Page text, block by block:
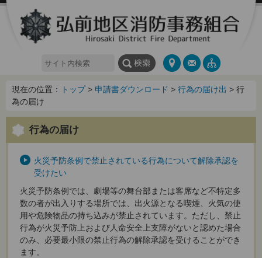
現在の位置： トップ> 申請書ダウンロード > 行為の届け出 > 行
為の届け
行為の届け
火災予防条例で禁止されている行為について解除承認を
受けたい
火災予防条例では、劇場等の舞台部または客席など不特定多
数の者が出入りする場所では、出火源となる喫煙、火気の使
用や危険物品の持ち込みが禁止されています。ただし、禁止
行為が火災予防上および人命安全上支障がないと認めた場合
のみ、必要最小限の禁止行為の解除承認を受けることができ
ます。